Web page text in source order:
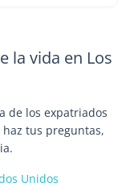
la vida en Los
de los expatriados
haz tus preguntas,
Unidos